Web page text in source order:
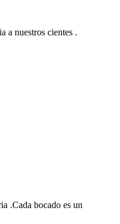
a nuestros cientes .
.Cada bocado es un